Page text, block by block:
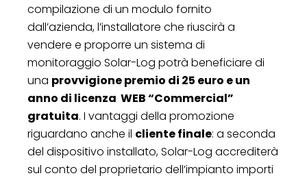
compilazione di un modulo fornito
dall’azienda, l’installatore che riuscirà a
vendere e proporre un sistema di
monitoraggio Solar-Log potrà beneficiare di
una provvigione premio di 25 euro e un
anno di licenza WEB “Commercial”
gratuita. I vantaggi della promozione
riguardano anche il cliente finale: a seconda
del dispositivo installato, Solar-Log accrediterà
sul conto del proprietario dell’impianto importi